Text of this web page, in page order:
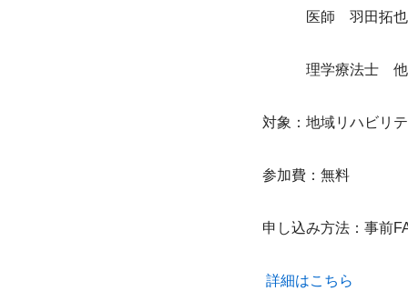
医師　羽田拓也
理学療法士　他
対象：地域リハビリ
参加費：無料
申し込み方法：事前
詳細はこちら